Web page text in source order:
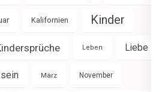
Kalifornien Kinder
Leben Liebe
März November